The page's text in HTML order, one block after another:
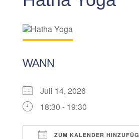
WANN
Juli 14, 2026
18:30 - 19:30
ZUM KALENDER